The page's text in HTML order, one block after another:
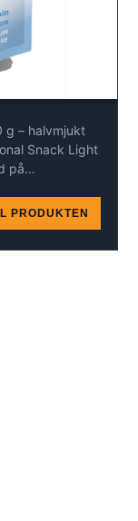
g – halvmjukt
Snack Light
på…
PRODUKTEN